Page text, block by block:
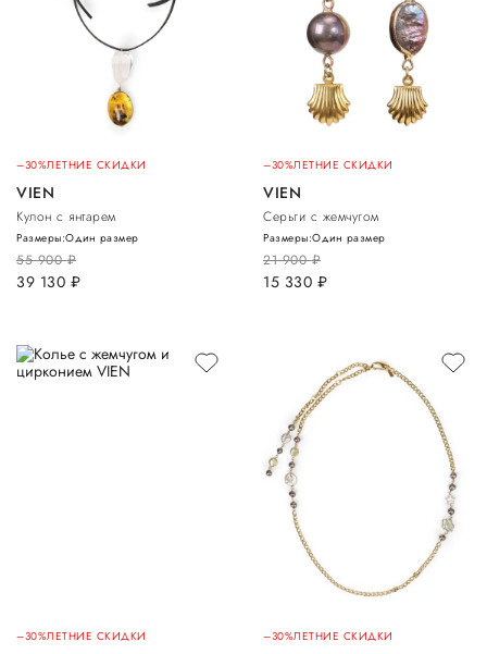
–30%ЛЕТНИЕ СКИДКИ
VIEN
Кулон с янтарем
55 900руб.
39 130 руб.
Размеры:Один размер
–30%ЛЕТНИЕ СКИДКИ
VIEN
Серьги с жемчугом
21 900руб.
15 330 руб.
Размеры:Один размер
–30%ЛЕТНИЕ СКИДКИ –30%ЛЕТНИЕ СКИДКИ